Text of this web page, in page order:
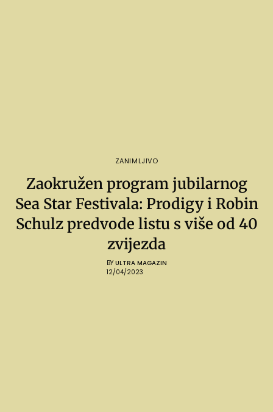
ZANIMLJIVO
Zaokružen program jubilarnog
Sea Star Festivala: Prodigy i Robin
Schulz predvode listu s više od 40
zvijezda
BY ULTRA MAGAZIN
12/04/2023